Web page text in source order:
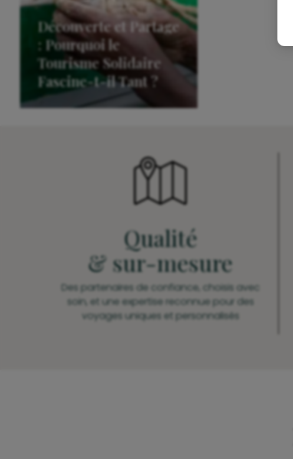
Découverte et Partage
: Pourquoi le
Tourisme Solidaire
Fascine-t-il Tant ?
Qualité
& sur-mesure
Des partenaires de confiance, choisis avec
soin, et une expertise reconnue pour des
voyages uniques et personnalisés